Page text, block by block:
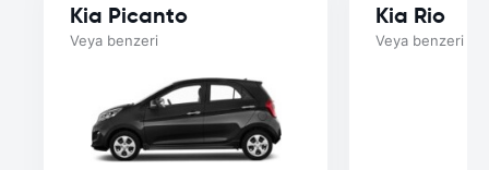
Kia Picanto
Veya benzeri
Kia Rio
Veya benzeri